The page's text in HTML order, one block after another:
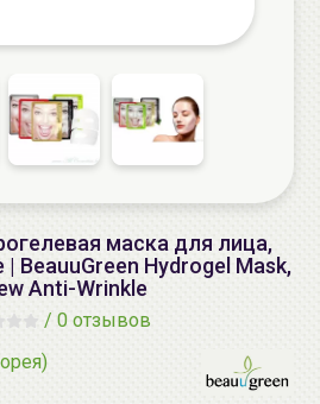
маска для лица,
BeauuGreen Hydrogel Mask,
Anti-Wrinkle
/ 0 отзывов